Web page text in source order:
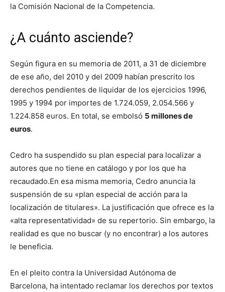
la Comisión Nacional de la Competencia.
¿A cuánto asciende?
Según figura en su memoria de 2011, a 31 de diciembre
de ese año, del 2010 y del 2009 habían prescrito los
derechos pendientes de liquidar de los ejercicios 1996,
1995 y 1994 por importes de 1.724.059, 2.054.566 y
1.224.858 euros. En total, se embolsó 5 millones de
euros.
Cedro ha suspendido su plan especial para localizar a
autores que no tiene en catálogo y por los que ha
recaudado.En esa misma memoria, Cedro anuncia la
suspensión de su «plan especial de acción para la
localización de titulares». La justificación que ofrece es la
«alta representatividad» de su repertorio. Sin embargo, la
realidad es que no buscar (y no encontrar) a los autores
le beneficia.
En el pleito contra la Universidad Autónoma de
Barcelona, ha intentado reclamar los derechos por textos